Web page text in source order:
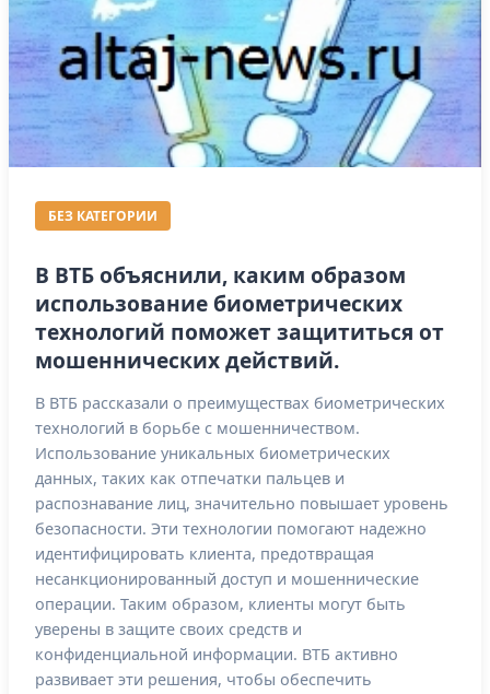
БЕЗ КАТЕГОРИИ
В ВТБ объяснили, каким образом
использование биометрических
технологий поможет защититься от
мошеннических действий.
В ВТБ рассказали о преимуществах биометрических
технологий в борьбе с мошенничеством.
Использование уникальных биометрических
данных, таких как отпечатки пальцев и
распознавание лиц, значительно повышает уровень
безопасности. Эти технологии помогают надежно
идентифицировать клиента, предотвращая
несанкционированный доступ и мошеннические
операции. Таким образом, клиенты могут быть
уверены в защите своих средств и
конфиденциальной информации. ВТБ активно
развивает эти решения, чтобы обеспечить